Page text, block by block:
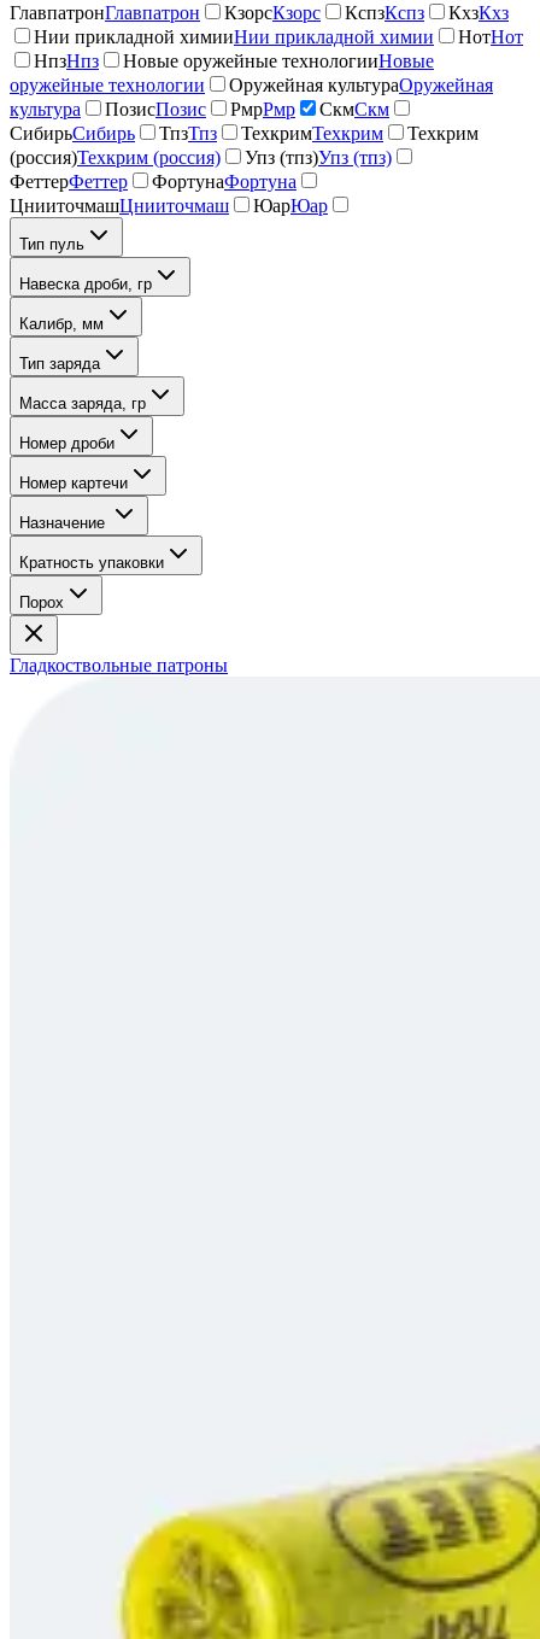
ГлавпатронГлавпатрон КзорсКзорс КспзКспз КхзКхз
Нии прикладной химииНии прикладной химии НотНот
НпзНпз Новые оружейные технологииНовые
оружейные технологии
Оружейная культураОружейная
культура
ПозисПозис РмрРмр СкмСкм
СибирьСибирь ТпзТпз ТехкримТехкрим
Техкрим
(россия)Техкрим (россия) Упз (тпз)Упз (тпз)
ФеттерФеттер ФортунаФортуна
ЦнииточмашЦнииточмаш ЮарЮар
Тип пуль
Навеска дроби, гр
Калибр, мм
Тип заряда
Масса заряда, гр
Номер дроби
Номер картечи
Назначение
Кратность упаковки
Порох
Гладкоствольные патроны